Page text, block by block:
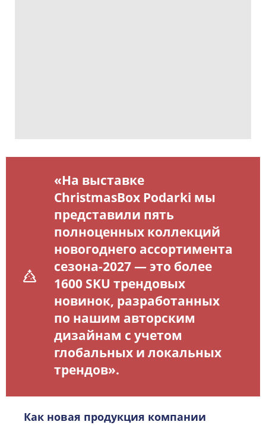
«На выставке
ChristmasBox Podarki мы
представили пять
полноценных коллекций
новогоднего ассортимента
сезона-2027 — это более
1600 SKU трендовых
новинок, разработанных
по нашим авторским
дизайнам с учетом
глобальных и локальных
трендов».
Как новая продукция компании